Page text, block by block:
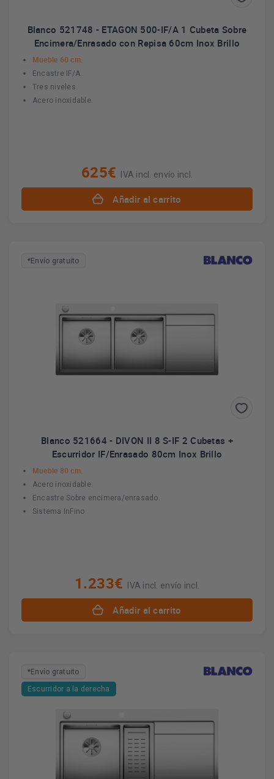
Blanco 521748 - ETAGON 500-IF/A 1 Cubeta Sobre
Encimera/Enrasado con Repisa 60cm Inox Brillo
Mueble 60 cm.
Encastre IF/A.
Tres niveles.
Acero inoxidable.
625€ IVA incl. envío incl.
Añadir al carrito
*Envío gratuito
Blanco 521664 - DIVON II 8 S-IF 2 Cubetas +
Escurridor IF/Enrasado 80cm Inox Brillo
Mueble 80 cm.
Acero inoxidable.
Encastre Sobre encimera/enrasado.
Sistema InFino
1.233€ IVA incl. envío incl.
Añadir al carrito
*Envío gratuito
Escurridor a la derecha